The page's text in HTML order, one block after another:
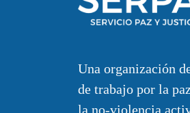
Una organización
de trabajo por la
la no-violencia